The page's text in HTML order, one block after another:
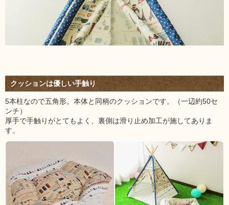
クッションは優しい手触り
5本柱なので五角形。本体と同柄のクッションです。（一辺約50セ
ンチ）
厚手で手触りがとてもよく、裏側は滑り止め加工が施してありま
す。